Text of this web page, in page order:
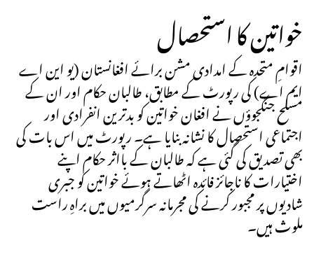
خواتین کا استحصال
اقوامِ متحدہ کے امدادی مشن برائے افغانستان (یو این اے
ایم اے) کی رپورٹ کے مطابق، طالبان حکام اور ان کے
مسلح جنگجوؤں نے افغان خواتین کو بدترین انفرادی اور
اجتماعی استحصال کا نشانہ بنایا ہے۔ رپورٹ میں اس بات کی
بھی تصدیق کی گئی ہے کہ طالبان کے بااثر حکام اپنے
اختیارات کا ناجائز فائدہ اٹھاتے ہوئے خواتین کو جبری
شادیوں پر مجبور کرنے کی مجرمانہ سرگرمیوں میں براہِ راست
ملوث ہیں۔